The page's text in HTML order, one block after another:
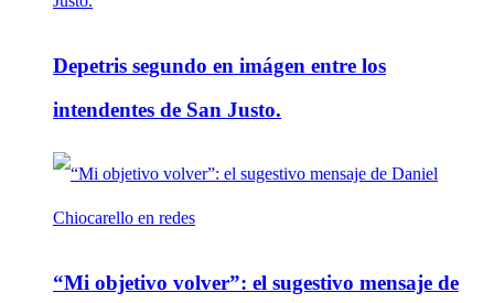
Depetris segundo en imágen entre los
intendentes de San Justo.
“Mi objetivo volver”: el sugestivo mensaje de